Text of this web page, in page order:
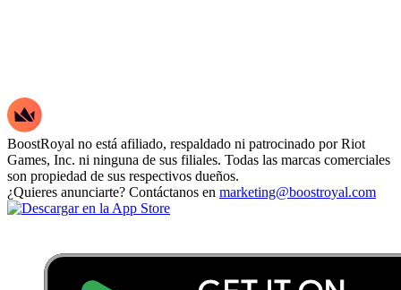
BoostRoyal no está afiliado, respaldado ni patrocinado por Riot
Games, Inc. ni ninguna de sus filiales. Todas las marcas comerciales
son propiedad de sus respectivos dueños.
¿Quieres anunciarte? Contáctanos en marketing@boostroyal.com